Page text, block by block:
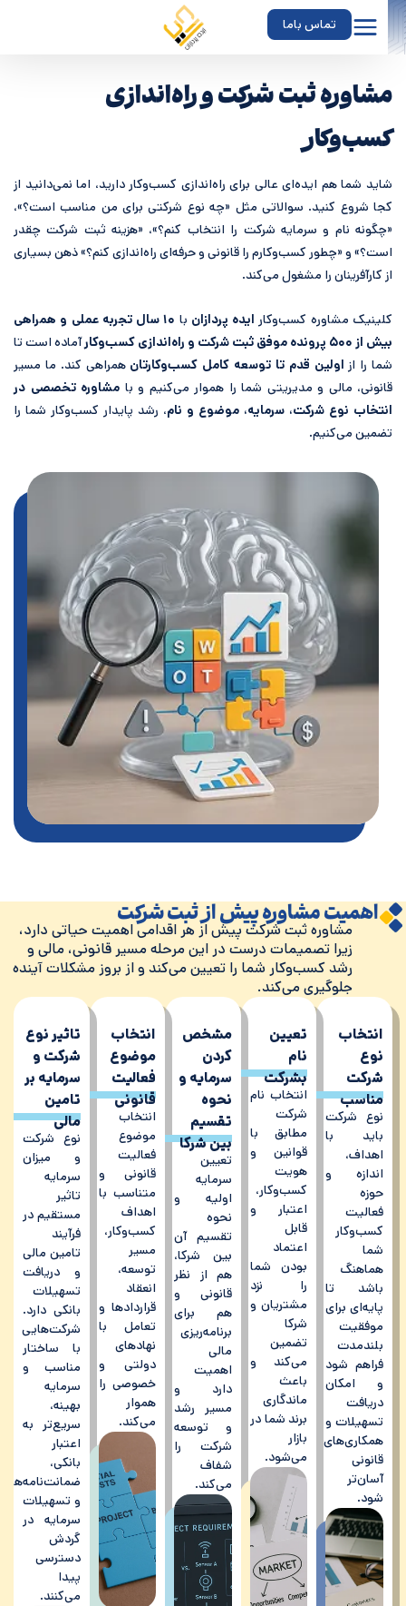
تماس باما
ثبت شرکت و راه‌اندازی
شما هم ایده‌ای عالی برای راه‌اندازی کسب‌وکار دارید، اما نمی‌دانید از
شروع کنید. سوالاتی مثل «چه نوع شرکتی برای من مناسب است؟»،
نام و سرمایه شرکت را انتخاب کنم؟»، «هزینه ثبت شرکت چقدر
و «چطور کسب‌وکارم را قانونی و حرفه‌ای راه‌اندازی کنم؟» ذهن بسیاری
کارآفرینان را مشغول می‌کند.
مشاوره کسب‌وکارایده پردازانبا۱۰ سال تجربه عملی و همراهی
پرونده موفق ثبت شرکت و راه‌اندازی کسب‌وکار
آماده است تا
را ازاولین قدم تا توسعه کامل کسب‌وکارتانهمراهی کند. ما مسیر
مالی و مدیریتی شما را هموار می‌کنیم و با مشاوره تخصصی در
نوع شرکت، سرمایه، موضوع و نام ، رشد پایدار کسب‌وکار شما را
می‌کنیم.
اهمیت مشاوره پیش از ثبت شرکت
مشاوره ثبت شرکت پیش از هر اقدامی اهمیت حیاتی دارد،
زیرا تصمیمات درست در این مرحله مسیر قانونی، مالی و
رشد کسب‌وکار شما را تعیین می‌کند و از بروز مشکلات آینده
جلوگیری می‌کند.
انتخاب
نوع
شرکت
مناسب
نوع شرکت
باید با
اهداف،
اندازه و
حوزه
فعالیت
کسب‌وکار
شما
هماهنگ
باشد تا
پایه‌ای برای
موفقیت
بلندمدت
فراهم شود
و امکان
دریافت
تسهیلات و
همکاری‌های
قانونی
آسان‌تر
شود.
تعیین
بشرکت
انتخاب نام
شرکت
مطابق با
قوانین و
هویت
کسب‌وکار،
اعتبار و
قابل
اعتماد
بودن شما
را نزد
مشتریان و
شرکا
تضمین
می‌کند و
باعث
ماندگاری
برند شما در
بازار
می‌شود.
مشخص
کردن
سرمایه و
نحوه
تقسیم
بین شرکا
تعیین
سرمایه
اولیه و
نحوه
تقسیم آن
بین شرکا،
هم از نظر
قانونی و
هم برای
برنامه‌ریزی
مالی
اهمیت
دارد و
مسیر رشد
و توسعه
شرکت را
شفاف
می‌کند.
انتخاب
موضوع
فعالیت
قانونی
انتخاب
موضوع
فعالیت
قانونی و
متناسب با
اهداف
کسب‌وکار،
مسیر
توسعه،
انعقاد
قراردادها و
تعامل با
نهادهای
دولتی و
خصوصی را
هموار
می‌کند.
تاثیر نوع
شرکت و
سرمایه بر
تامین
مالی
نوع شرکت
و میزان
سرمایه
تاثیر
مستقیم در
فرآیند
تامین مالی
و دریافت
تسهیلات
بانکی دارد.
شرکت‌هایی
با ساختار
مناسب و
سرمایه
بهینه،
سریع‌تر به
اعتبار
بانکی،
ضمانت‌نامه‌ها
و تسهیلات
سرمایه در
گردش
دسترسی
پیدا
می‌کنند.